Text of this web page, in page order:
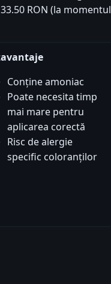
RON (la momentul
Conține amoniac
Poate necesita timp
mai mare pentru
aplicarea corectă
Risc de alergie
specific coloranților